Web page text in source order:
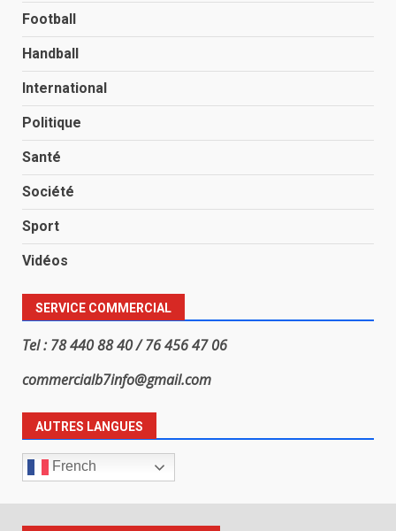
Football
Handball
International
Politique
Santé
Société
Sport
Vidéos
SERVICE COMMERCIAL
Tel : 78 440 88 40 / 76 456 47 06
commercialb7info@gmail.com
AUTRES LANGUES
French